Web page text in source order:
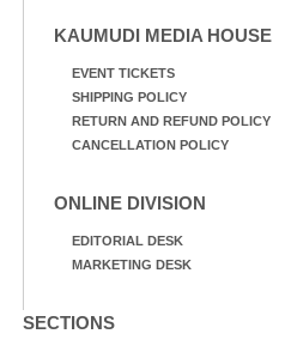
KAUMUDI MEDIA HOUSE
EVENT TICKETS
SHIPPING POLICY
RETURN AND REFUND POLICY
CANCELLATION POLICY
ONLINE DIVISION
EDITORIAL DESK
MARKETING DESK
SECTIONS